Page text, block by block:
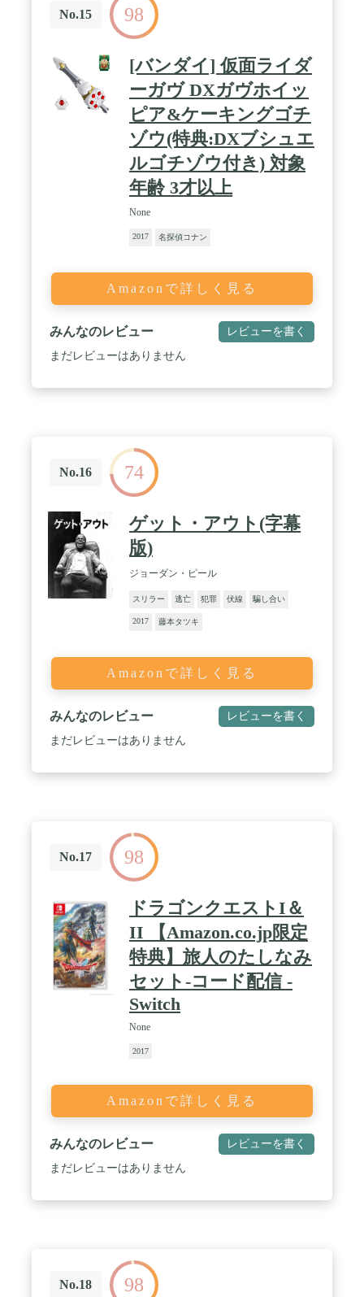
No.15 98
[バンダイ] 仮面ライダ
ーガヴ DXガヴホイッ
ピア&ケーキングゴチ
ゾウ(特典:DXブシュエ
ルゴチゾウ付き) 対象
年齢 3才以上
None
2017 名探偵コナン
Amazonで詳しく見る
みんなのレビュー レビューを書く
まだレビューはありません
No.16 74
ゲット・アウト(字幕
版)
ジョーダン・ピール
スリラー 逃亡 犯罪 伏線 騙し合い
2017 藤本タツキ
Amazonで詳しく見る
みんなのレビュー レビューを書く
まだレビューはありません
No.17 98
ドラゴンクエストI＆
II 【Amazon.co.jp限定
特典】旅人のたしなみ
セット-コード配信 -
Switch
None
2017
Amazonで詳しく見る
みんなのレビュー レビューを書く
まだレビューはありません
No.18 98